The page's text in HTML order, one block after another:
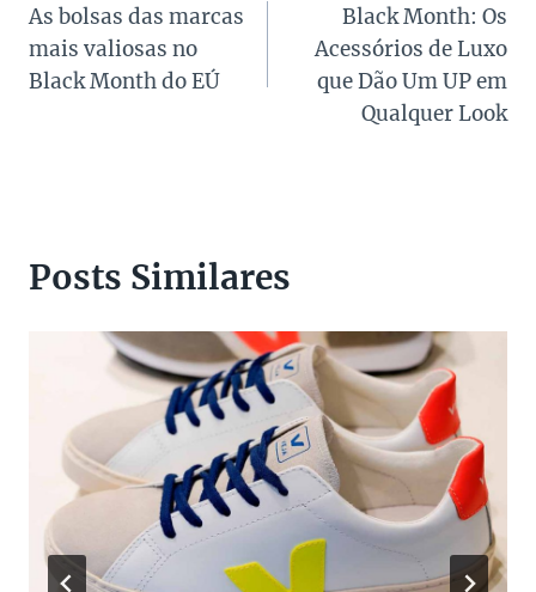
de
Post
As bolsas das marcas
mais valiosas no
Black Month do EÚ
Black Month: Os
Acessórios de Luxo
que Dão Um UP em
Qualquer Look
Posts Similares